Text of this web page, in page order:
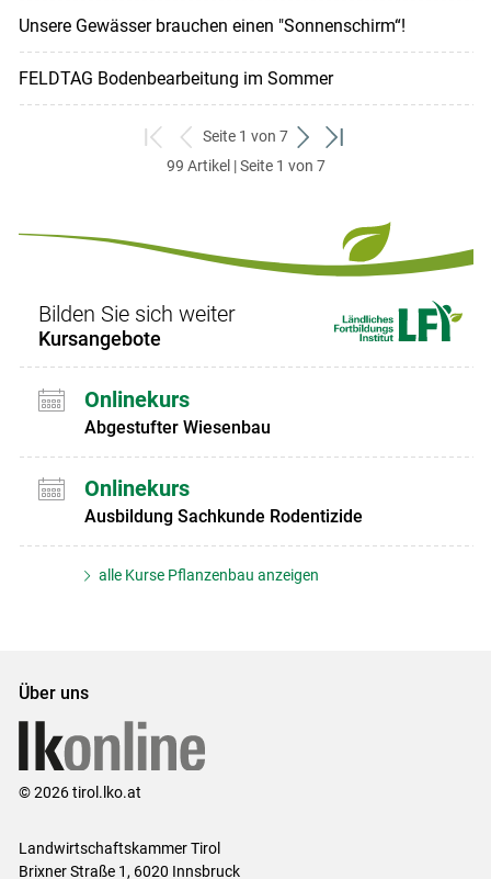
Unsere Gewässer brauchen einen "Sonnenschirm“!
FELDTAG Bodenbearbeitung im Sommer
zum
ersten
zurück
zum
Seite 1 von 7
weiter
zum
zum
99 Artikel | Seite 1 von 7
Bilden Sie sich weiter
Kursangebote
Onlinekurs
Abgestufter Wiesenbau
Onlinekurs
Ausbildung Sachkunde Rodentizide
alle Kurse Pflanzenbau anzeigen
Über uns
© 2026 tirol.lko.at
Landwirtschaftskammer Tirol
Brixner Straße 1, 6020 Innsbruck